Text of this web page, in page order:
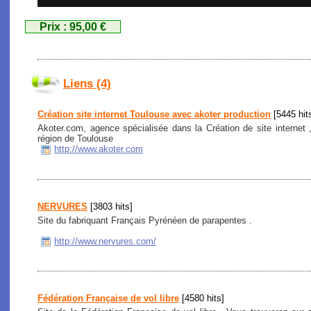
Prix : 95,00 €
Liens (4)
Création site internet Toulouse avec akoter production [5445
Akoter.com, agence spécialisée dans la Création de site
région de Toulouse
http://www.akoter.com
NERVURES [3803 hits]
Site du fabriquant Français Pyrénéen de parapentes .
http://www.nervures.com/
Fédération Française de vol libre [4580 hits]